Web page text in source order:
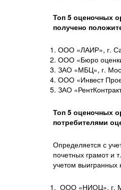
Топ 5 оценочных
получено
ООО «ЛАИР», г.
ООО «Бюро
ЗАО «МБЦ», г.
ООО «Инвест
ЗАО
Топ 5 оценочных
потребителями
Определяется с
почетных грамот и
учетом выигранных
ООО «НИОЦ», г.